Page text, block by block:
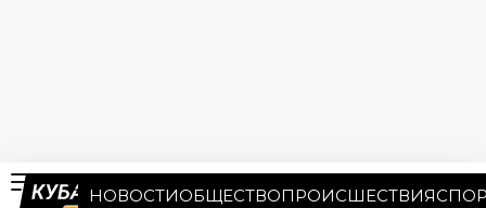
НОВОСТИОБЩЕСТВОПРОИСШЕСТВИЯ